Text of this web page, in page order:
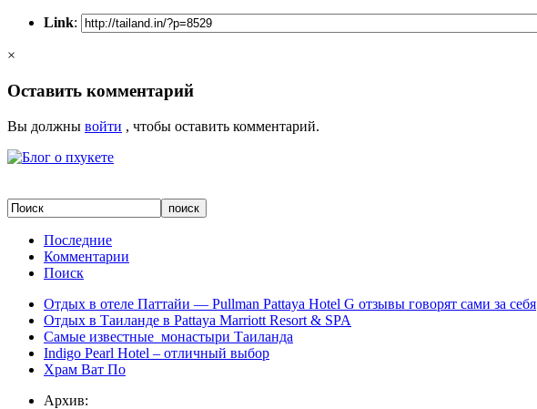
Link:
×
Оставить комментарий
Вы должны войти , чтобы оставить комментарий.
Последние
Комментарии
Поиск
Отдых в отеле Паттайи — Pullman Pattaya Hotel G отзывы говорят сами за себя
Отдых в Таиланде в Pattaya Marriott Resort & SPA
Самые известные монастыри Таиланда
Indigo Pearl Hotel – отличный выбор
Храм Ват По
Архив: